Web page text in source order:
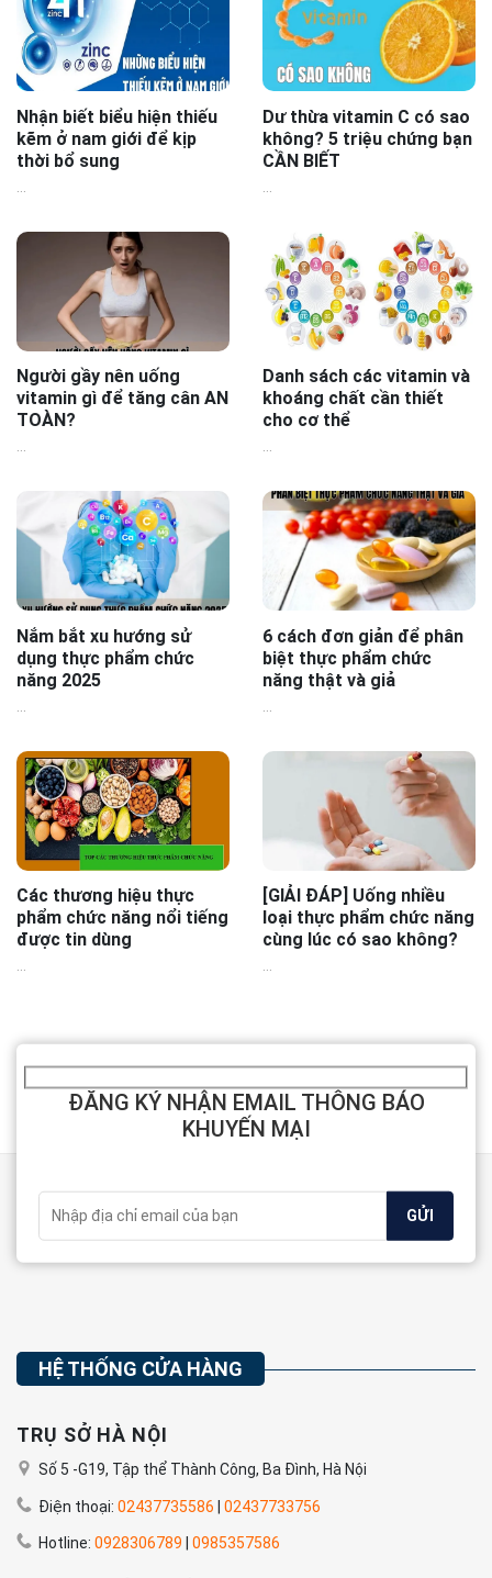
Nhận biết biểu hiện thiếu
kẽm ở nam giới để kịp
thời bổ sung
Dư thừa vitamin C có sao
không? 5 triệu chứng bạn
CẦN BIẾT
Người gầy nên uống
vitamin gì để tăng cân AN
TOÀN?
...
Danh sách các vitamin và
khoáng chất cần thiết
cho cơ thể
...
Nắm bắt xu hướng sử
dụng thực phẩm chức
năng 2025
6 cách đơn giản để phân
biệt thực phẩm chức
năng thật và giả
Các thương hiệu thực
phẩm chức năng nổi tiếng
được tin dùng
...
[GIẢI ĐÁP] Uống nhiều
loại thực phẩm chức năng
cùng lúc có sao không?
...
ĐĂNG KÝ NHẬN EMAIL THÔNG BÁO
KHUYẾN MẠI
HỆ THỐNG CỬA HÀNG
TRỤ SỞ HÀ NỘI
Số 5 -G19, Tập thể Thành Công, Ba Đình, Hà Nội
Điện thoại: 02437735586 02437733756
Hotline: 0928306789 0985357586